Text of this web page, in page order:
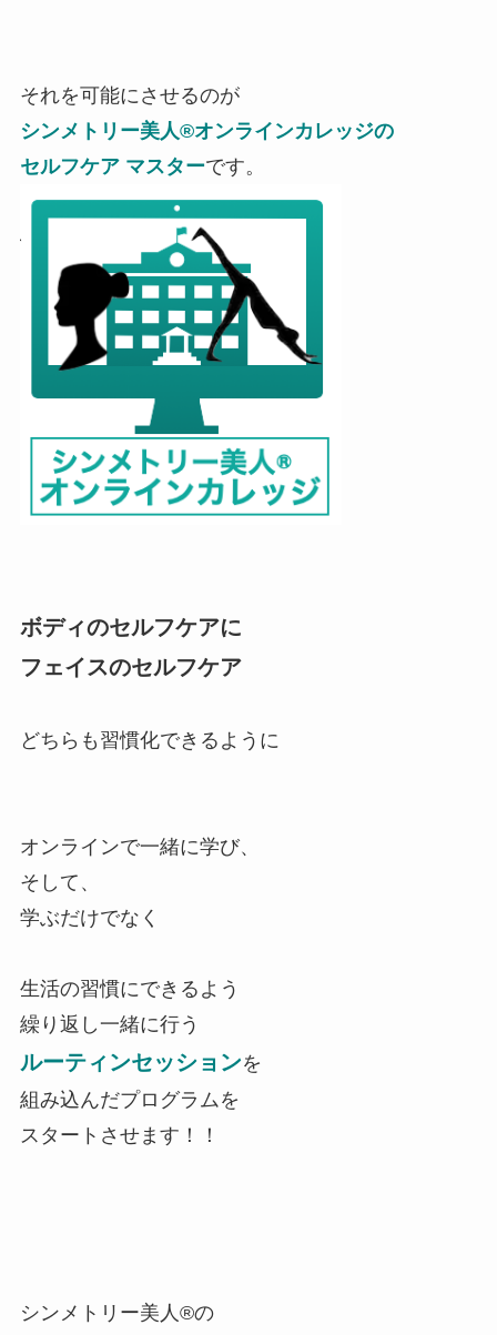
それを可能にさせるのが
シンメトリー美人®オンラインカレッジの
セルフケア マスターです。
ボディのセルフケアに
フェイスのセルフケア
どちらも習慣化できるように
オンラインで一緒に学び、
そして、
学ぶだけでなく
生活の習慣にできるよう
繰り返し一緒に行う
ルーティンセッションを
組み込んだプログラムを
スタートさせます！！
シンメトリー美人®の